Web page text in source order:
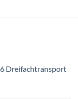
Dreifachtransport